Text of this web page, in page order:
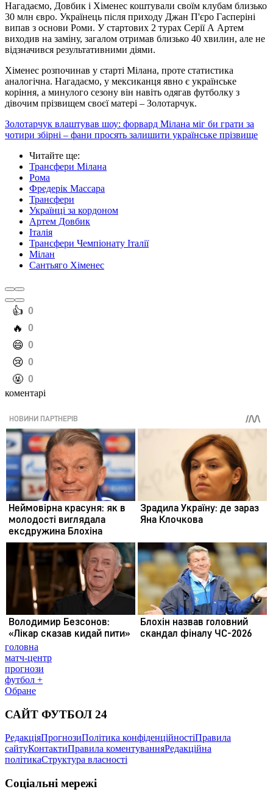
Нагадаємо, Довбик і Хіменес коштували своїм клубам близько
30 млн євро. Українець після приходу Джан П'єро Гасперіні
випав з основи Роми. У стартових 2 турах Серії А Артем
виходив на заміну, загалом отримав близько 40 хвилин, але не
відзначився результативними діями.
Хіменес розпочинав у старті Мілана, проте статистика
аналогічна. Нагадаємо, у мексиканця явно є українське
коріння, а минулого сезону він навіть одягав футболку з
дівочим прізвищем своєї матері – Золотарчук.
Золотарчук влаштував шоу: форвард Мілана міг би грати за
чотири збірні – фани просять залишити українське прізвище
Читайте ще:
Трансфери Мілана
Рома
Фредерік Массара
Трансфери
Українці за кордоном
Артем Довбик
Італія
Трансфери Чемпіонату Італії
Мілан
Сантьяго Хіменес
️👍 0
️🔥 0
️😄 0
️😢 0
️🤬 0
коментарі
головна
матч-центр
прогнози
футбол +
Обране
САЙТ ФУТБОЛ 24
РедакціяПрогнозиПолітика конфіденційностіПравила
сайтуКонтактиПравила коментуванняРедакційна
політикаСтруктура власності
Соціальні мережі